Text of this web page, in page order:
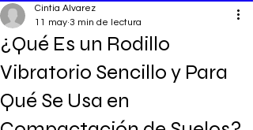
¿Qué Es un Rodillo
Vibratorio Sencillo y Para
Qué Se Usa en
Cintia Alvarez
11 may 3 min de lectura